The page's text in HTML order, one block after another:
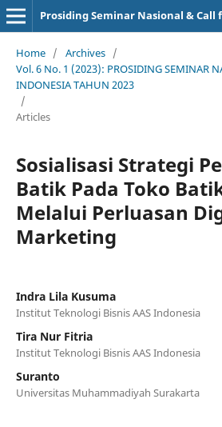
Prosiding Seminar Nasional & Call
Home / Archives /
Vol. 6 No. 1 (2023): PROSIDING SEMINAR
INDONESIA TAHUN 2023
/
Articles
Sosialisasi Strategi
Batik Pada Toko
Melalui Perluasan
Marketing
Indra Lila Kusuma
Institut Teknologi Bisnis AAS Indonesia
Tira Nur Fitria
Institut Teknologi Bisnis AAS Indonesia
Suranto
Universitas Muhammadiyah Surakarta